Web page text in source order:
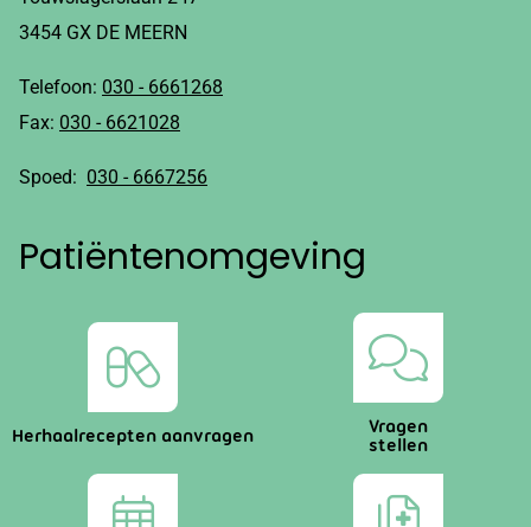
3454 GX DE MEERN
Telefoon: 030 - 6661268
Fax: 030 - 6621028
Spoed: 030 - 6667256
Patiëntenomgeving
Herhaalrecepten aanvragen
Vragen
stellen